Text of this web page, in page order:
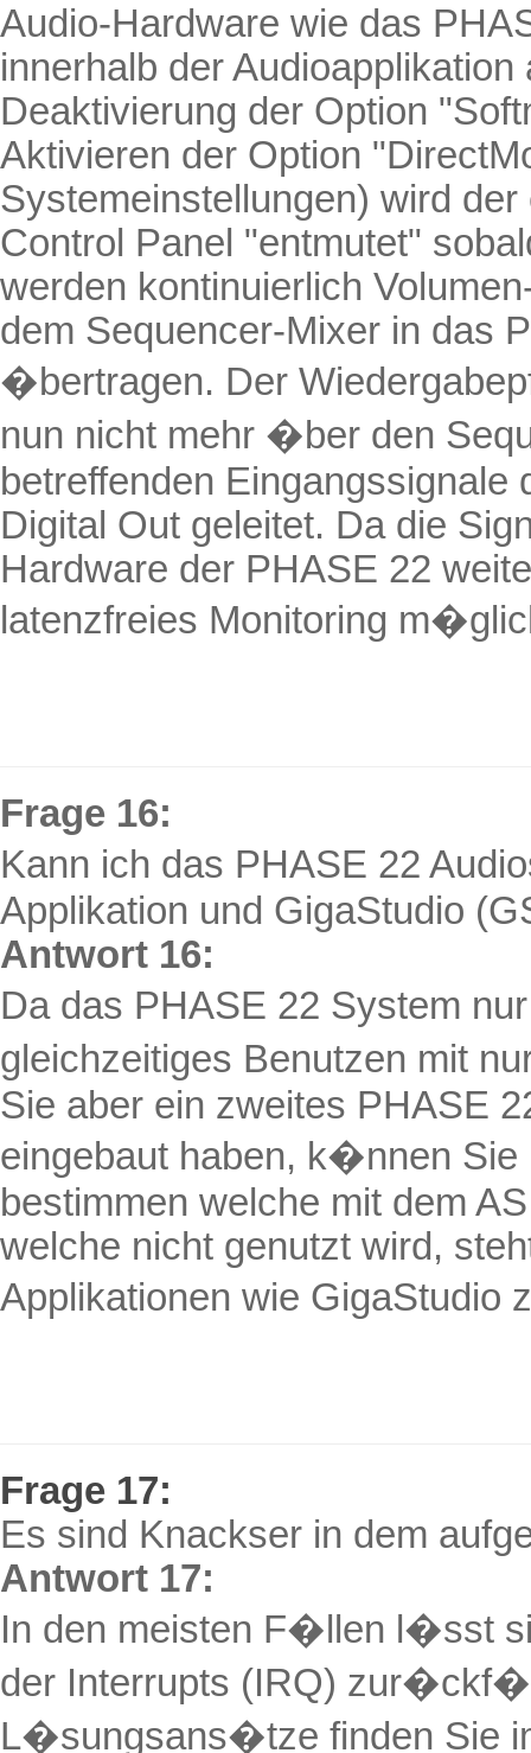
Audio-Hardware wie das
innerhalb der
Deaktivierung der Option "
Aktivieren der Option "
Systemeinstellungen) wird
Control Panel "entmutet"
werden kontinuierlich
dem Sequencer-Mixer in das
�bertragen. Der
nun nicht mehr �ber den
betreffenden
Digital Out geleitet. Da die
Hardware der PHASE 22
latenzfreies Monitoring
Frage 16:
Kann ich das PHASE 22
Applikation und GigaStudio
Antwort 16:
Da das PHASE 22 System
gleichzeitiges Benutzen mit
Sie aber ein zweites PHASE
eingebaut haben, k�nnen
bestimmen welche mit dem
welche nicht genutzt wird,
Applikationen wie GigaStudio
Frage 17:
Es sind Knackser in dem
Antwort 17:
In den meisten F�llen l�sst
der Interrupts (IRQ)
L�sungsans�tze finden Sie